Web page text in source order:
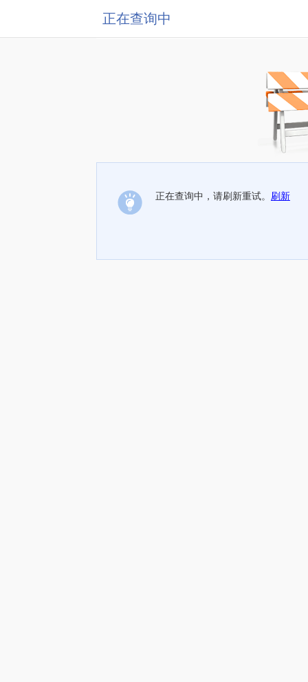
正在查询中
正在查询中，请刷新重试。 刷新